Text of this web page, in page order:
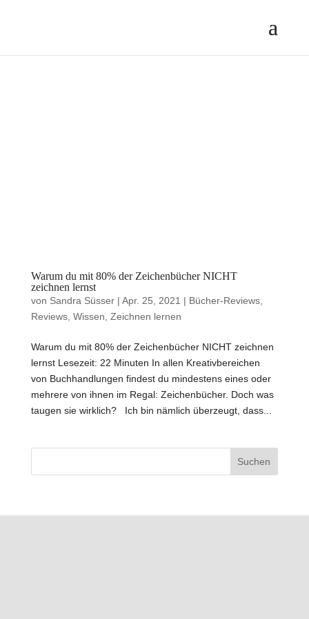
Warum du mit 80% der Zeichenbücher NICHT
zeichnen lernst
von Sandra Süsser| Apr. 25, 2021 | Bücher-Reviews,
Reviews, Wissen Zeichnen lernen
Warum du mit 80% der Zeichenbücher NICHT zeichnen
lernst Lesezeit: 22 Minuten In allen Kreativbereichen
von Buchhandlungen findest du mindestens eines oder
mehrere von ihnen im Regal: Zeichenbücher. Doch was
taugen sie wirklich? Ich bin nämlich überzeugt, dass...